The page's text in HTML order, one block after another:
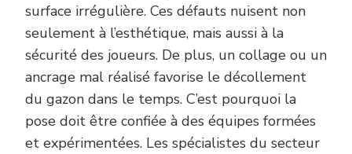
surface irrégulière. Ces défauts nuisent non
seulement à l’esthétique, mais aussi à la
sécurité des joueurs. De plus, un collage ou un
ancrage mal réalisé favorise le décollement
du gazon dans le temps. C’est pourquoi la
pose doit être confiée à des équipes formées
et expérimentées. Les spécialistes du secteur